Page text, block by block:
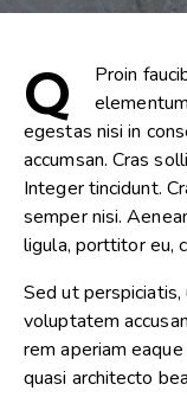
Q
Proin
egestas nisi in
accumsan. Cras
Integer tincidunt.
semper nisi.
ligula, porttitor eu,
Sed ut
voluptatem
rem aperiam
quasi architecto